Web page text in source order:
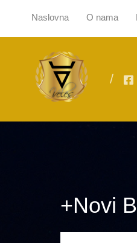
Naslovna O nama
+Novi